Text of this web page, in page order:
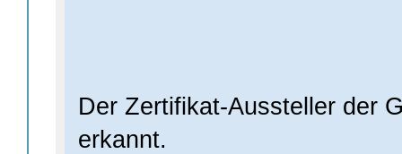
Der Zertifikat-Aussteller der
erkannt.